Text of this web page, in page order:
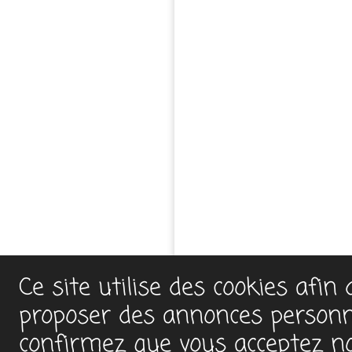
Ce site utilise des cookies afin
proposer des annonces